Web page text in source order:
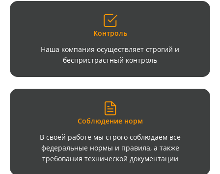
Контроль
Наша компания осуществляет строгий и
беспристрастный контроль
Соблюдение норм
В своей работе мы строго соблюдаем все
федеральные нормы и правила, а также
требования технической документации